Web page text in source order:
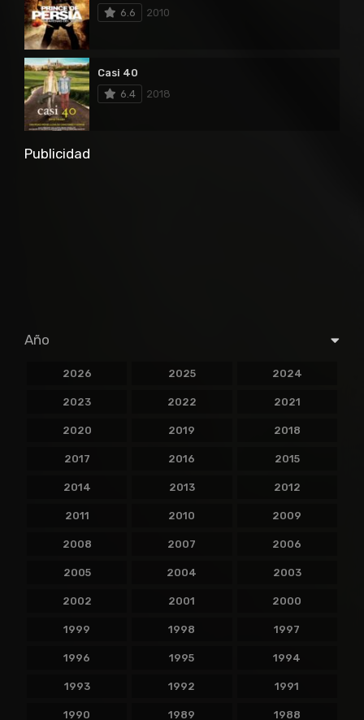
6.6
2010
Casi 40
6.4
2018
Publicidad
Año
2026 2025 2024
2023 2022 2021
2020 2019 2018
2017 2016 2015
2014 2013 2012
2011 2010 2009
2008 2007 2006
2005 2004 2003
2002 2001 2000
1999 1998 1997
1996 1995 1994
1993 1992 1991
1990 1989 1988